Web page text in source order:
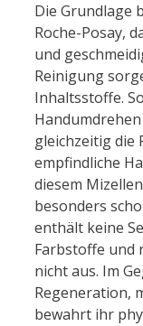
Die Grundlage
Roche-Posay,
und
Reinigung
Inhaltsstoffe.
gleichzeitig die
empfindliche
diesem
besonders
enthält keine
Farbstoffe und
nicht aus. Im
Regeneration,
bewahrt ihr